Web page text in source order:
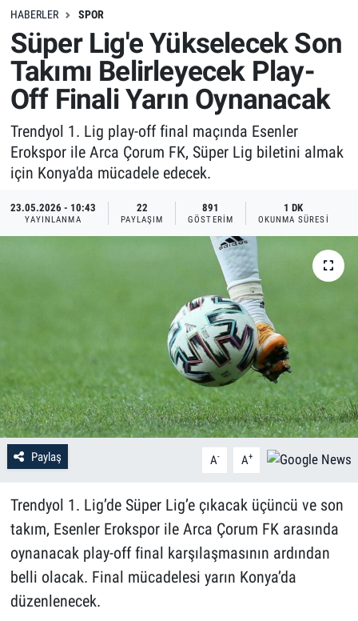
HABERLER SPOR
Süper Lig'e Yükselecek Son
Takımı Belirleyecek Play-
Off Finali Yarın Oynanacak
Trendyol 1. Lig play-off final maçında Esenler
Erokspor ile Arca Çorum FK, Süper Lig biletini almak
için Konya'da mücadele edecek.
23.05.2026 - 10:43
YAYINLANMA
22
PAYLAŞIM
891
GÖSTERIM
1 DK
OKUNMA SÜRESI
Paylaş A- A+
Trendyol 1. Lig’de Süper Lig’e çıkacak üçüncü ve son
takım, Esenler Erokspor ile Arca Çorum FK arasında
oynanacak play-off final karşılaşmasının ardından
belli olacak. Final mücadelesi yarın Konya’da
düzenlenecek.